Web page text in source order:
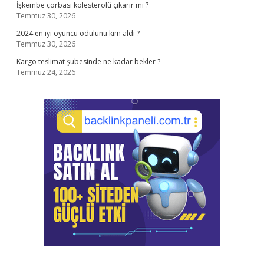
İşkembe çorbası kolesterolü çıkarır mı ?
Temmuz 30, 2026
2024 en iyi oyuncu ödülünü kim aldı ?
Temmuz 30, 2026
Kargo teslimat şubesinde ne kadar bekler ?
Temmuz 24, 2026